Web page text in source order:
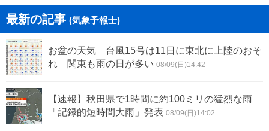
最新の記事 (気象予報士)
お盆の天気 台風15号は11日に東北に上陸のおそ
れ 関東も雨の日が多い 08/09(日)14:42
【速報】秋田県で1時間に約100ミリの猛烈な雨
「記録的短時間大雨」発表 08/09(日)14:02